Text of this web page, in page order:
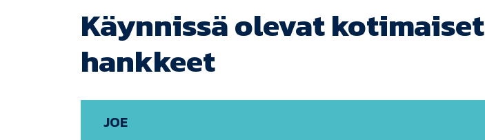
Käynnissä olevat kotimaiset
hankkeet
JOE